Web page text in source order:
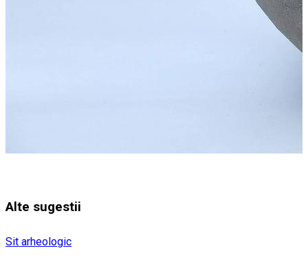
Alte sugestii
Sit arheologic